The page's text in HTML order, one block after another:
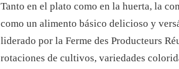
Tanto en el plato como en la huerta, la
como un alimento básico delicioso y
liderado por la Ferme des Producteurs
rotaciones de cultivos, variedades